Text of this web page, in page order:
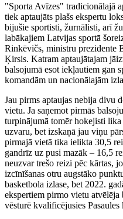
"Sporta Avīzes" tradicionālajā
tiek aptaujāts plašs ekspertu
bijušie sportisti, žurnālisti, arī
labākajiem Latvijas sportā
Rinkēvičs, ministru prezidente
Ķirsis. Katram aptaujātajam
balsojumā esot iekļautiem gan
komandām un nacionālajām
Jau pirms aptaujas nebija divu
vietu. Ja saņemot pirmās
turpinājumā tomēr hokejisti
uzvaru, bet izskaņā jau viņu
pirmajā vietā tika ielikta 30,5
gandrīz uz pusi mazāk – 16,5
neuzvar trešo reizi pēc kārtas,
izcīnīšanas otru augstāko
basketbola izlase, bet 2022.
ekspertiem pirmo vietu
vēsturē kvalificējusies